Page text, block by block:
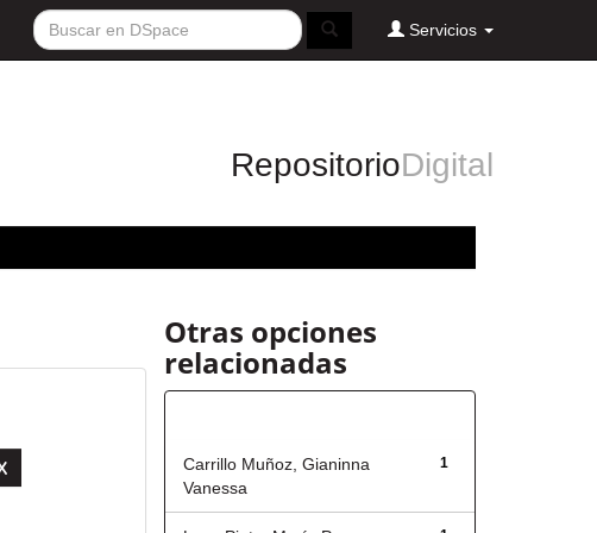
Servicios
RepositorioDigital
Otras opciones
relacionadas
1
Carrillo Muñoz, Gianinna
Vanessa